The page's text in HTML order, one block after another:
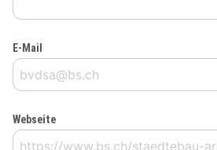
E-Mail
Webseite